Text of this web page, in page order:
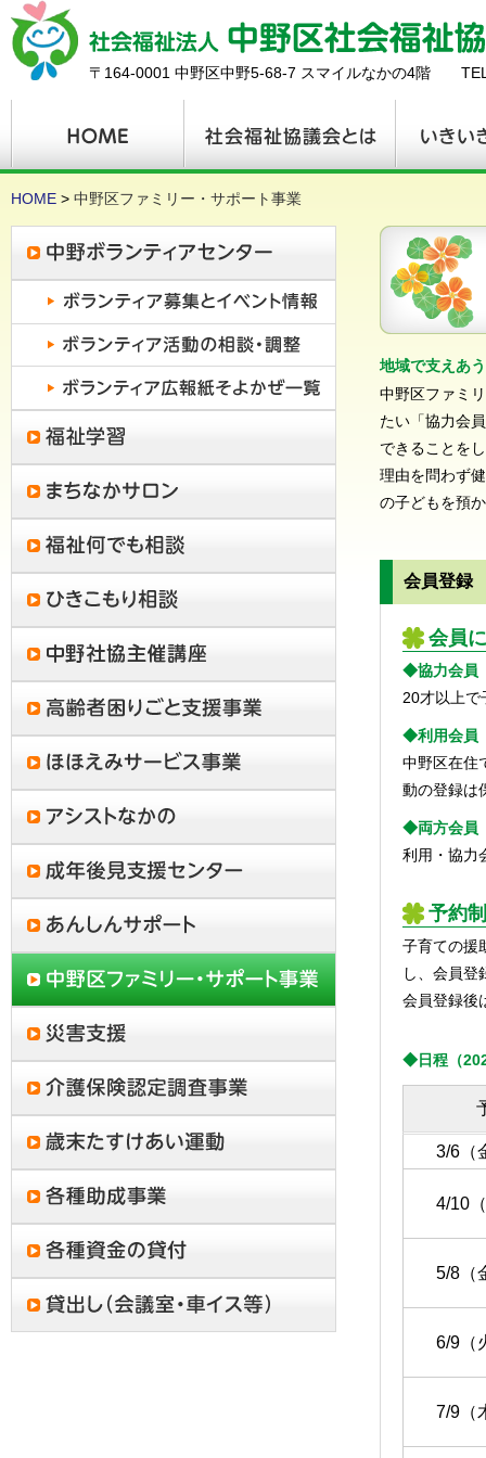
〒164-0001 中野区中野5-68-7 スマイルなかの4階
HOME > 中野区ファミリー・サポート事業
地域で支えあ
中野区ファミ
たい「協力会
できることを
理由を問わず
の子どもを預
会員登録
会員
◆協力会員
20才以上で
◆利用会員
中野区在住
動の登録は
◆両方会員
利用・協力
予約
子育ての援
し、会員登
会員登録後
◆日程（
3/6（
4/10
5/8（
6/9（
7/9（